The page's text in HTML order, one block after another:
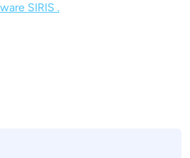
SIRIS .